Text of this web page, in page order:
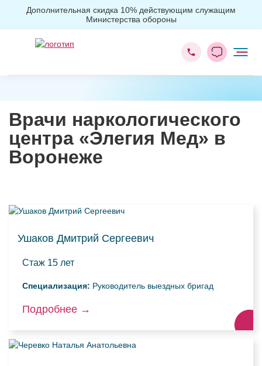
Дополнительная скидка 10% действующим служащим
Министерства обороны
Врачи наркологического
центра «Элегия Мед» в
Воронеже
Ушаков Дмитрий Сергеевич
Стаж 15 лет
Специализация: Руководитель выездных бригад
Подробнее →